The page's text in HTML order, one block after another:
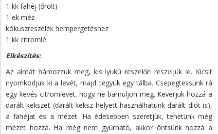
1 kk fahéj (őrölt)
1 ek méz
kókuszreszelék hempergetéshez
1 kk citromlé
Elkészítés:
Az almát hámozzuk meg, kis lyukú reszelőn reszeljük le. Kicsit
nyomkodjuk ki a levét, majd tegyük egy tálba. Csepegtessünk rá
egy kevés citromlevet, hogy ne barnuljon meg. Keverjük hozzá a
darált kekszet (darált keksz helyett használhatunk darált diót is),
a fahéjat és a mézet. Ha édesebben szeretjük, tehetünk még
mézet hozzá. Ha még nem gyúrható, akkor öntsünk hozzá a